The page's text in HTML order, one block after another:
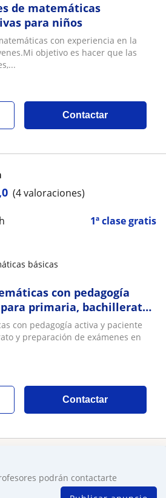
de matemáticas
para niños
con experiencia en la
objetivo es hacer que las
Contactar
1ª clase gratis
(4 valoraciones)
básicas
con pedagogía
primaria, bachillerato
en línea
con pedagogía activa y paciente
y preparación de exámenes en
Contactar
podrán contactarte